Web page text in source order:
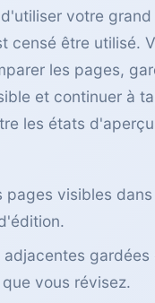
votre grand
censé être utilisé.
les pages,
et continuer à
les états
pages visibles
adjacentes gardées
vous révisez.